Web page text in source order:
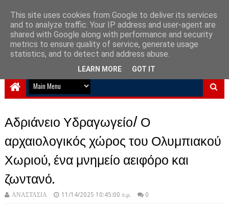
NewPlanet09
Ειδήσεις νέα από την Ελλάδα και τον κόσμο
Αδριάνειο Υδραγωγείο/ Ο
αρχαιολογικός χώρος του Ολυμπιακού
Χωριού, ένα μνημείο αειφόρο και
ζωντανό.
ΑΝΑΣΤΑΣΙΑ 11/14/2025 10:45:00 π.μ. 0
This site uses cookies from Google to deliver its services
and to analyze traffic. Your IP address and user-agent are
shared with Google along with performance and security
metrics to ensure quality of service, generate usage
statistics, and to detect and address abuse.
LEARN MORE GOT IT